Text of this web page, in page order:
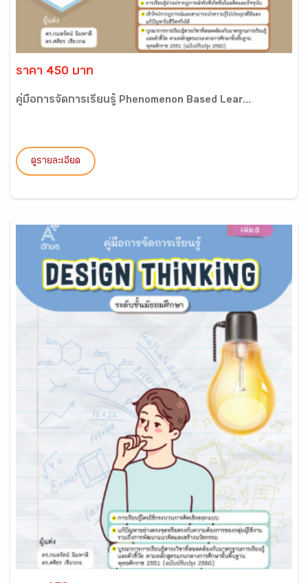
ราคา 450 บาท
คู่มือการจัดการเรียนรู้ Phenomenon Based Lear...
ดูรายละเอียด